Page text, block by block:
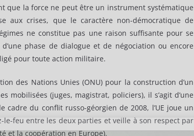
que la force ne peut être un instrument systématique
aux crises, que le caractère non-démocratique de
ne constitue pas une raison suffisante pour se
phase de dialogue et de négociation ou encore
pour toute action militaire.
des Nations Unies (ONU) pour la construction d’un
mobilisées (juges, magistrat, policiers), il s’agit d’une
cadre du conflit russo-géorgien de 2008, l’UE joue un
le-feu entre les deux parties et veille à son respect par
et la coopération en Europe).